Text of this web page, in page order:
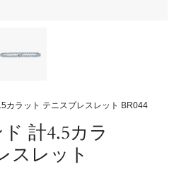
カラット テニスブレスレット BR044
ド 計4.5カラ
スレット